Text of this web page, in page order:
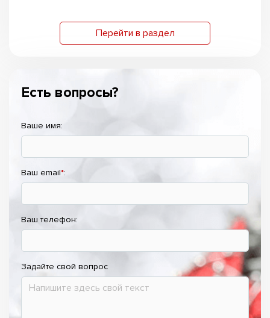
Перейти в раздел
Есть вопросы?
Ваше имя:
Ваш email*:
Ваш телефон:
Задайте свой вопрос